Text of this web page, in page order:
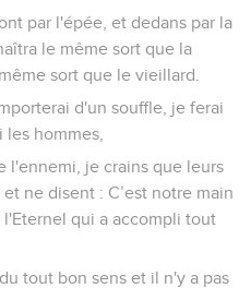
par l'épée, et dedans par la
le même sort que la
sort que le vieillard.
d'un souffle, je ferai
hommes,
l'ennemi, je crains que leurs
ne disent : C’est notre main
qui a accompli tout
tout bon sens et il n'y a pas